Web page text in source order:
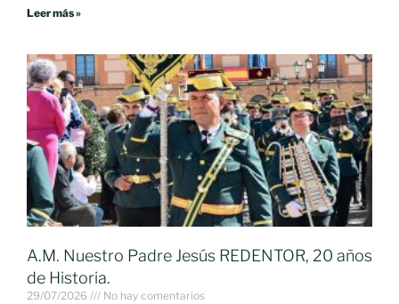
Leer más »
A.M. Nuestro Padre Jesús REDENTOR, 20 años
de Historia.
29/07/2026 No hay comentarios